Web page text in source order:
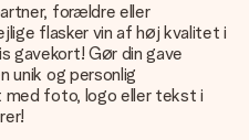
forældre eller
flasker vin af høj kvalitet i
gavekort! Gør din gave
unik og personlig
foto, logo eller tekst i